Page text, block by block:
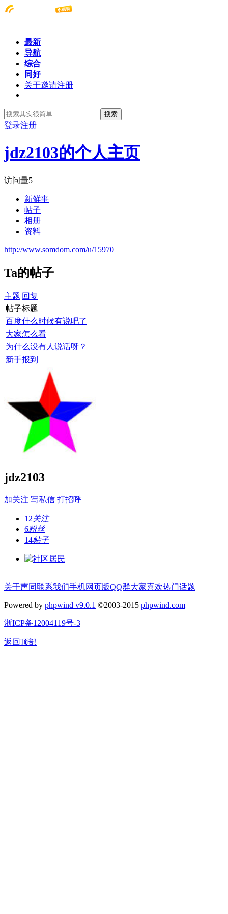
最新
导航
综合
同好
关于邀请注册
搜索
登录注册
jdz2103的个人主页
访问量5
新鲜事
帖子
相册
资料
http://www.somdom.com/u/15970
Ta的帖子
主题|回复
帖子标题
百度什么时候有说吧了
大家怎么看
为什么没有人说话呀？
新手报到
jdz2103
加关注 写私信 打招呼
12关注
6粉丝
14帖子
关于声同联系我们手机网页版QQ群大家喜欢热门话题
Powered by phpwind v9.0.1 ©2003-2015 phpwind.com
浙ICP备12004119号-3
返回顶部